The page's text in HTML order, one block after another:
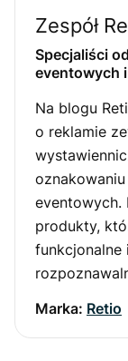
Zespół
Specjaliści
eventowych
Na blogu
o reklamie
eventowych.
produkty,
funkcjonalne
Marka: Retio